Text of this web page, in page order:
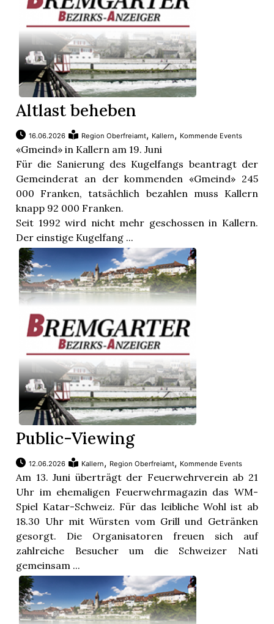
Altlast beheben
16.06.2026 Region Oberfreiamt, Kallern, Kommende Events
«Gmeind» in Kallern am 19. Juni
Für die Sanierung des Kugelfangs beantragt der
Gemeinderat an der kommenden «Gmeind» 245
000 Franken, tatsächlich bezahlen muss Kallern
knapp 92 000 Franken.
Seit 1992 wird nicht mehr geschossen in Kallern.
Der einstige Kugelfang ...
Public-Viewing
12.06.2026 Kallern, Region Oberfreiamt, Kommende Events
Am 13. Juni überträgt der Feuerwehrverein ab 21
Uhr im ehemaligen Feuerwehrmagazin das WM-
Spiel Katar-Schweiz. Für das leibliche Wohl ist ab
18.30 Uhr mit Würsten vom Grill und Getränken
gesorgt. Die Organisatoren freuen sich auf
zahlreiche Besucher um die Schweizer Nati
gemeinsam ...